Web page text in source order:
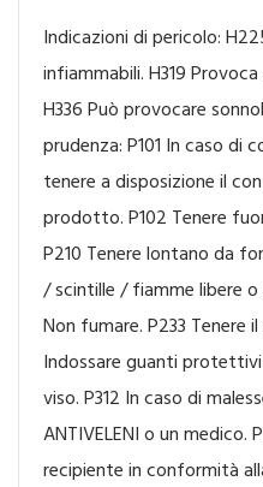
Indicazioni di pericolo:
infiammabili. H319
H336 Può provocare
prudenza: P101 In caso di
tenere a disposizione il
prodotto. P102 Tenere
P210 Tenere lontano da
/ scintille / fiamme libere
Non fumare. P233 Tenere
Indossare guanti
viso. P312 In caso di
ANTIVELENI o un
recipiente in conformità